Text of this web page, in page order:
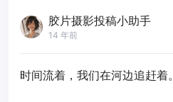
胶片摄影投稿小助手
14 年前
时间流着，我们在河边追赶着。